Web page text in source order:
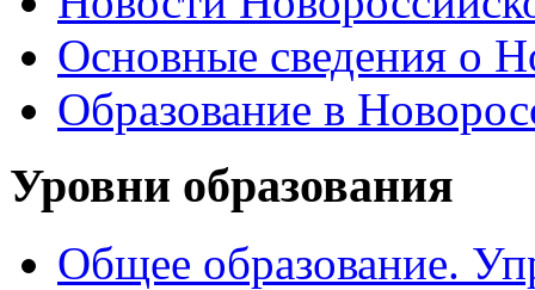
Основные сведения о
Образование в
Уровни образования
Общее образование.